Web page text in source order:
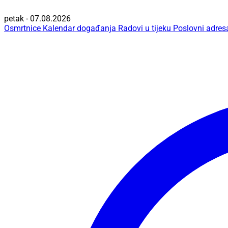
petak - 07.08.2026
Osmrtnice Kalendar događanja Radovi u tijeku Poslovni